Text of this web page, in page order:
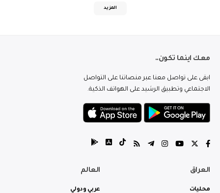
المزيد
معك اينما تكون..
ابقى على تواصل معنا عبر منصاتنا على التواصل
الاجتماعي وتطبيق الرشيد على الهواتف الذكية.
العراق
محليات
العالم
عربي ودولي